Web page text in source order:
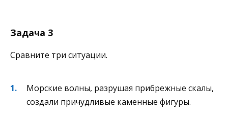
Задача 3
Сравните три ситуации.
Морские волны, разрушая прибрежные скалы,
создали причудливые каменные фигуры.